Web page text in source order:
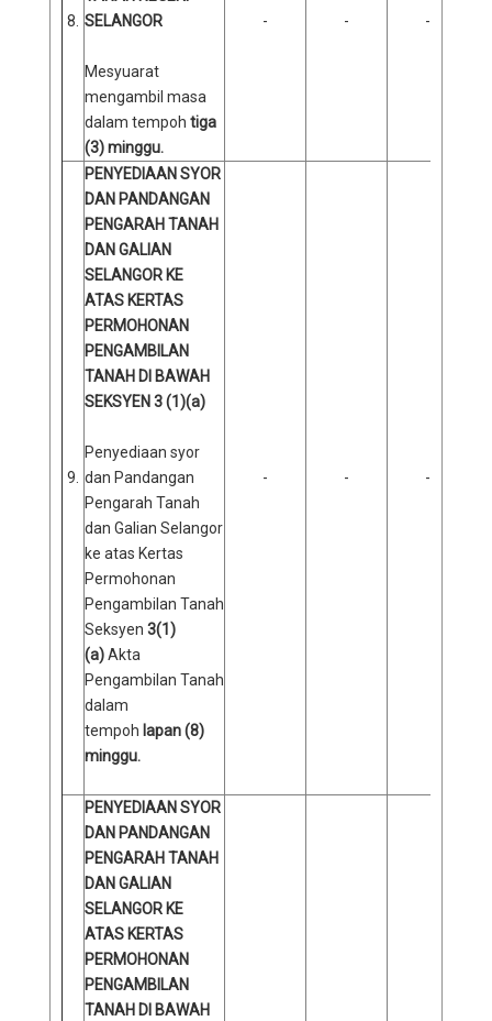
8. SELANGOR
Mesyuarat
mengambil masa
dalam tempoh tiga
(3) minggu.
- - -
9.
PENYEDIAAN SYOR
DAN PANDANGAN
PENGARAH TANAH
DAN GALIAN
SELANGOR KE
ATAS KERTAS
PERMOHONAN
PENGAMBILAN
TANAH DI BAWAH
SEKSYEN 3 (1)(a)
Penyediaan syor
dan Pandangan
Pengarah Tanah
dan Galian Selangor
ke atas Kertas
Permohonan
Pengambilan Tanah
Seksyen 3(1)
(a)Akta
Pengambilan Tanah
dalam
tempoh lapan (8)
minggu.
- - -
PENYEDIAAN SYOR
DAN PANDANGAN
PENGARAH TANAH
DAN GALIAN
SELANGOR KE
ATAS KERTAS
PERMOHONAN
PENGAMBILAN
TANAH DI BAWAH